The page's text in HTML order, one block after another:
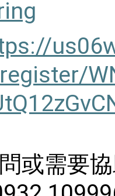
或需要